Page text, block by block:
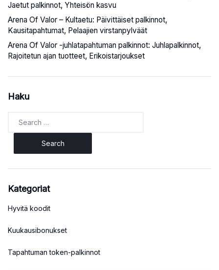
Jaetut palkinnot, Yhteisön kasvu
Arena Of Valor – Kultaetu: Päivittäiset palkinnot,
Kausitapahtumat, Pelaajien virstanpylväät
Arena Of Valor -juhlatapahtuman palkinnot: Juhlapalkinnot,
Rajoitetun ajan tuotteet, Erikoistarjoukset
Haku
Search
Kategoriat
Hyvitä koodit
Kuukausibonukset
Tapahtuman token-palkinnot